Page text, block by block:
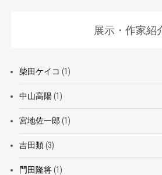
展示・作家紹
柴田ケイコ (1)
中山高陽(1)
宮地佐一郎 (1)
吉田類(3)
門田隆将(1)